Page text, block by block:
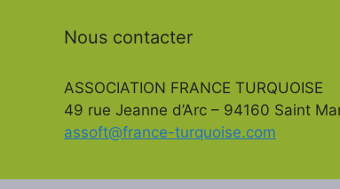
Nous contacter
ASSOCIATION FRANCE TURQUOISE
49 rue Jeanne d’Arc – 94160 Saint
assoft@france-turquoise.com